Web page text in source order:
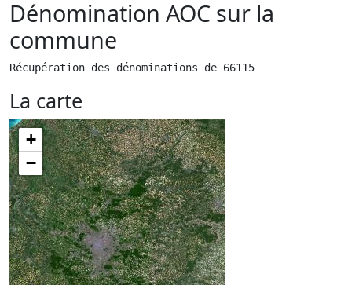
Dénomination AOC sur la
commune
Récupération des dénominations de 66115
La carte
+
−